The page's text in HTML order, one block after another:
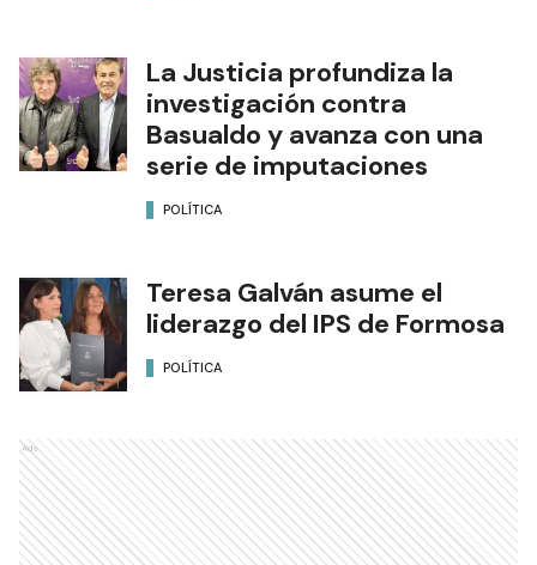
La Justicia profundiza la
investigación contra
Basualdo y avanza con una
serie de imputaciones
POLÍTICA
Teresa Galván asume el
liderazgo del IPS de Formosa
POLÍTICA
Ads